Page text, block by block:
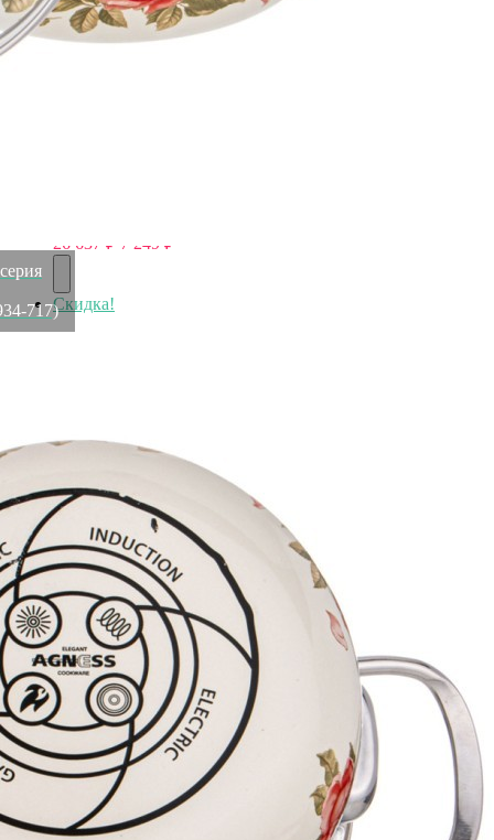
717)
Скидка!
26 637 ₽ 7 249 ₽
Скидка!
Чайный сервиз lefard "блоссом" на 6пер. 15пр.
900/300/200/250 мл Lefard (275-1012)
Быстрый просмотр
11 390
7 250₽
Скидка!
Набор обеденный lefard "forest tale" grey 4 пер. 16 пр.
Lefard (409-199)
Быстрый просмотр
₽ 7 250